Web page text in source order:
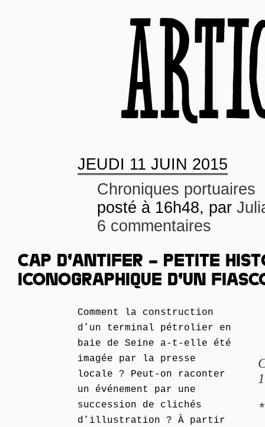
JEUDI 11 JUIN 2015
Chroniques portuaires
posté à 16h48, par
6 commentaires
CAP D’ANTIFER – PETITE
ICONOGRAPHIQUE D’UN
Comment la construction
d’un terminal pétrolier en
baie de Seine a-t-elle été
imagée par la presse
locale ? Peut-on raconter
un événement par une
succession de clichés
d’illustration ? À partir